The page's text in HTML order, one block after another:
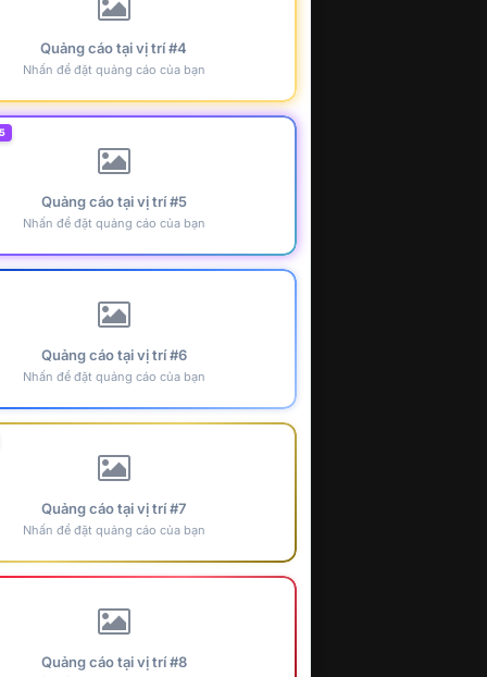
Quảng cáo tại vị trí #4
Nhấn để đặt quảng cáo của bạn
Quảng cáo tại vị trí #5
Nhấn để đặt quảng cáo của bạn
Quảng cáo tại vị trí #6
Nhấn để đặt quảng cáo của bạn
Quảng cáo tại vị trí #7
Nhấn để đặt quảng cáo của bạn
Quảng cáo tại vị trí #8